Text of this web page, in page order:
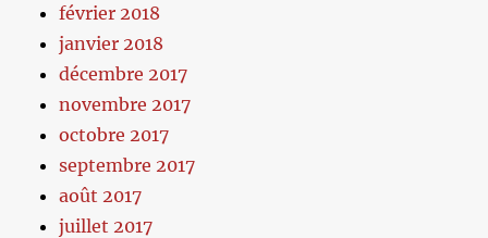
février 2018
janvier 2018
décembre 2017
novembre 2017
octobre 2017
septembre 2017
août 2017
juillet 2017